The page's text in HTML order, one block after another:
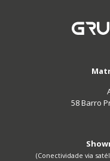
58 Barro
(Conectividade via